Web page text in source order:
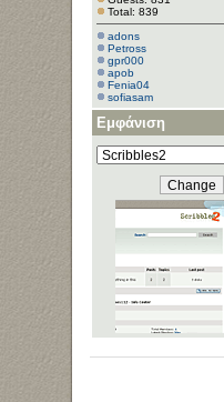
Total: 839
adons
Petross
gpr000
apob
Fenia04
sofiasam
Εμφάνιση